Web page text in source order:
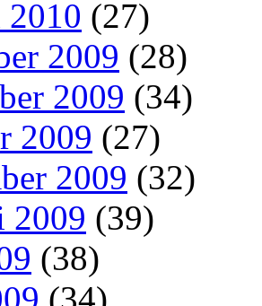
2010 (27)
2009 (28)
2009 (34)
2009 (27)
2009 (32)
2009 (39)
(38)